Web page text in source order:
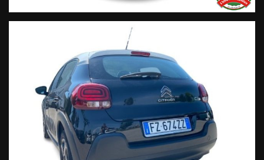
al lunedì al venerdi 08:3012:00 –
14:30/19:30 Sabato 8:30 12:30 14.30 18.30
• Si precisa che le informazioni contenute negli annunci
online e nel proprio sito web sono state compilate con cura
affinché siano il più complete e precise; tuttavia possono
contenere errori e omissioni. Si declina ogni responsabilità
per eventuali involontarie incongruenze che non
rappresentano un impegno contrattuale.